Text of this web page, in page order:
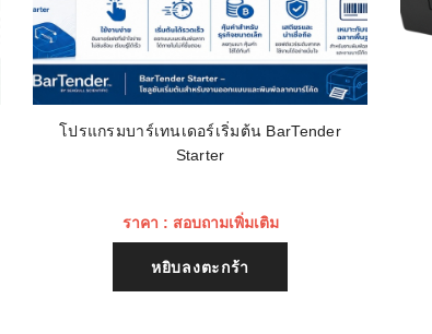
โปรแกรมบาร์เทนเดอร์เริ่มต้น BarTender
Starter
ราคา : สอบถามเพิ่มเติม
หยิบลงตะกร้า